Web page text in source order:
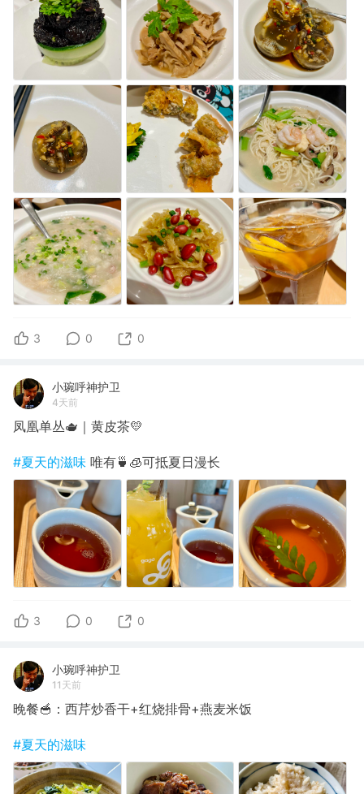
3 0 0
小琬呼神护卫
4天前
凤凰单丛🫖｜黄皮茶💛
#夏天的滋味 唯有🍵🧊可抵夏日漫长
3 0 0
小琬呼神护卫
11天前
晚餐🥣：西芹炒香干+红烧排骨+燕麦米饭
#夏天的滋味